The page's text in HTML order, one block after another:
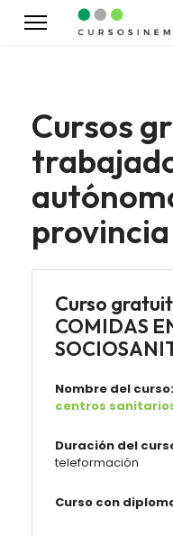
Cursos
Curso
COMIDAS
Nombre del curso:
centros
Duración del
teleformación
Curso con